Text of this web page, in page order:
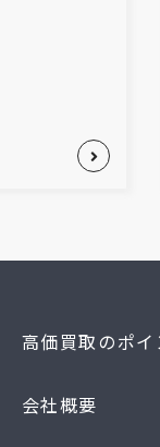
高価買取のポイ
会社概要